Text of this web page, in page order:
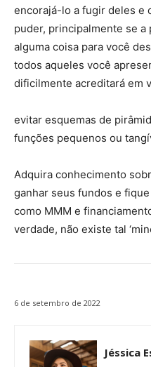
encorajá-lo a fugir deles e
puder, principalmente se
alguma coisa para você
todos aqueles você
dificilmente acreditará em
evitar esquemas de
funções pequenos ou
Adquira conhecimento
ganhar seus fundos e
como MMM e
verdade, não existe tal
6 de setembro de 2022
Jéssica